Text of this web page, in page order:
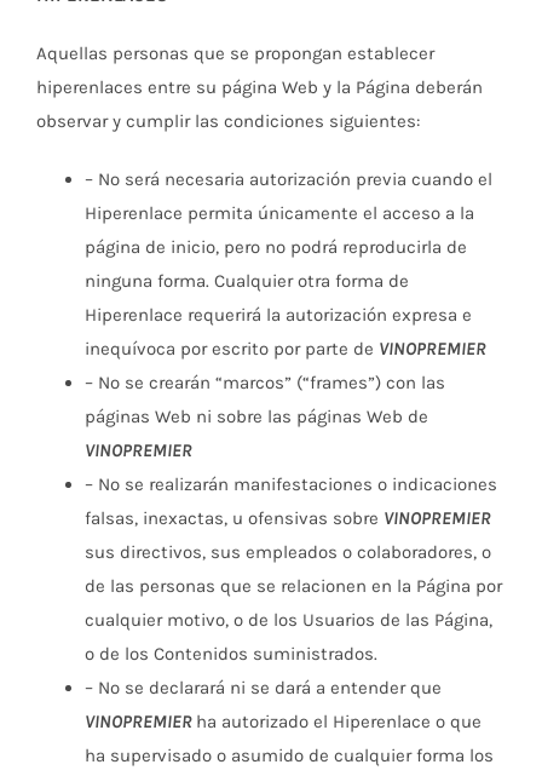
Aquellas personas que se propongan establecer
hiperenlaces entre su página Web y la Página deberán
observar y cumplir las condiciones siguientes:
– No será necesaria autorización previa cuando el
Hiperenlace permita únicamente el acceso a la
página de inicio, pero no podrá reproducirla de
ninguna forma. Cualquier otra forma de
Hiperenlace requerirá la autorización expresa e
inequívoca por escrito por parte de VINOPREMIER
– No se crearán “marcos” (“frames”) con las
páginas Web ni sobre las páginas Web de
VINOPREMIER
– No se realizarán manifestaciones o indicaciones
falsas, inexactas, u ofensivas sobre VINOPREMIER
sus directivos, sus empleados o colaboradores, o
de las personas que se relacionen en la Página por
cualquier motivo, o de los Usuarios de las Página,
o de los Contenidos suministrados.
– No se declarará ni se dará a entender que
VINOPREMIER ha autorizado el Hiperenlace o que
ha supervisado o asumido de cualquier forma los